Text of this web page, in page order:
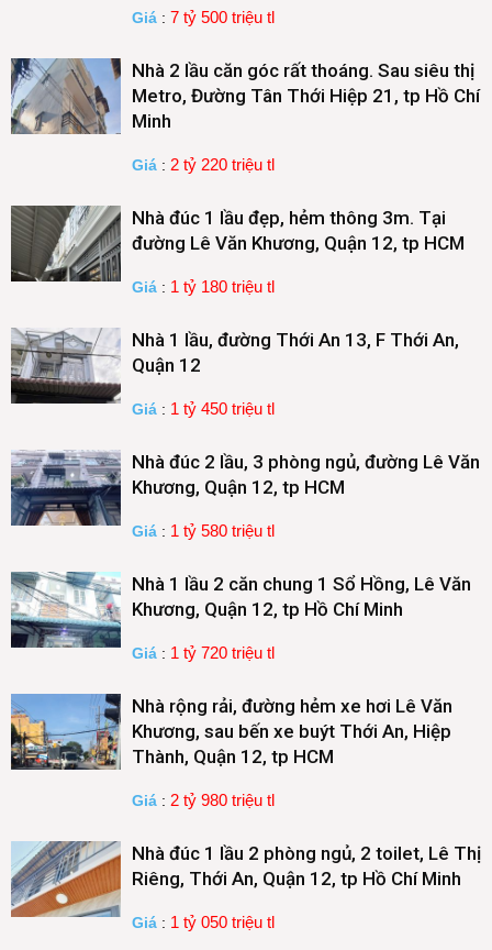
Giá : 7 tỷ 500 triệu tl
Nhà 2 lầu căn góc rất thoáng. Sau siêu thị
Metro, Đường Tân Thới Hiệp 21, tp Hồ Chí
Minh
Giá : 2 tỷ 220 triệu tl
Nhà đúc 1 lầu đẹp, hẻm thông 3m. Tại
đường Lê Văn Khương, Quận 12, tp HCM
Giá : 1 tỷ 180 triệu tl
Nhà 1 lầu, đường Thới An 13, F Thới An,
Quận 12
Giá : 1 tỷ 450 triệu tl
Nhà đúc 2 lầu, 3 phòng ngủ, đường Lê Văn
Khương, Quận 12, tp HCM
Giá : 1 tỷ 580 triệu tl
Nhà 1 lầu 2 căn chung 1 Sổ Hồng, Lê Văn
Khương, Quận 12, tp Hồ Chí Minh
Giá : 1 tỷ 720 triệu tl
Nhà rộng rải, đường hẻm xe hơi Lê Văn
Khương, sau bến xe buýt Thới An, Hiệp
Thành, Quận 12, tp HCM
Giá : 2 tỷ 980 triệu tl
Nhà đúc 1 lầu 2 phòng ngủ, 2 toilet, Lê Thị
Riêng, Thới An, Quận 12, tp Hồ Chí Minh
Giá : 1 tỷ 050 triệu tl